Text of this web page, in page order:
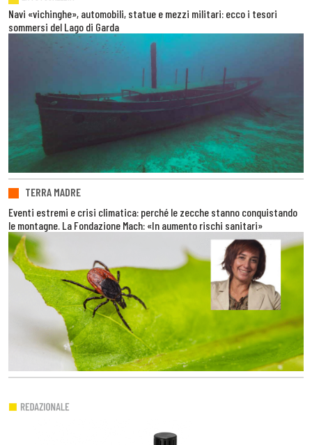
Navi «vichinghe», automobili, statue e mezzi militari: ecco i tesori
sommersi del Lago di Garda
TERRA MADRE
Eventi estremi e crisi climatica: perché le zecche stanno conquistando
le montagne. La Fondazione Mach: «In aumento rischi sanitari»